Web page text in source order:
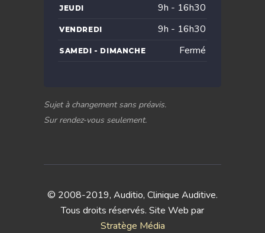
JEUDI 9h - 16h30
VENDREDI 9h - 16h30
SAMEDI - DIMANCHE Fermé
Sujet à changement sans préavis.
Sur rendez-vous seulement.
© 2008-2019, Auditio, Clinique Auditive.
Tous droits réservés. Site Web par
Stratège Média